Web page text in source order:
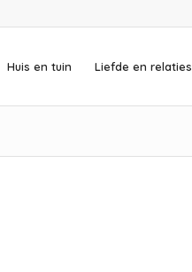
Huis en tuin Liefde en relaties